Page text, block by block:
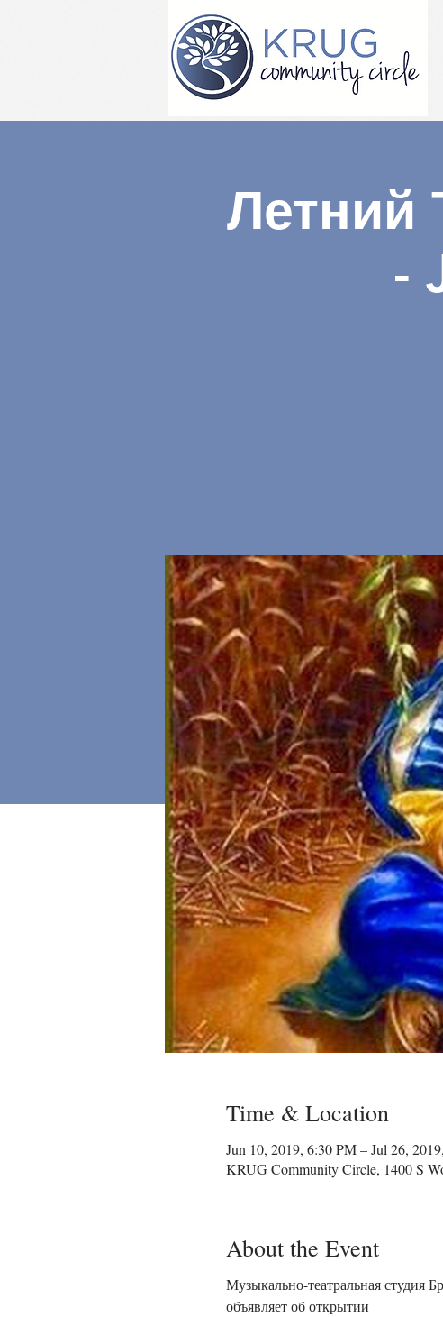
Летний
-
Time & Location
Jun 10, 2019, 6:30 PM – Jul 26,
KRUG Community Circle, 1400 S
About the Event
Музыкально-театральная студия
объявляет об открытии